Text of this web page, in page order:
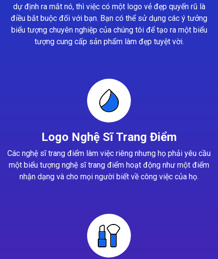
dự định ra mắt nó, thì việc có một logo vẻ đẹp quyến rũ là
điều bắt buộc đối với bạn. Bạn có thể sử dụng các ý tưởng
biểu tượng chuyên nghiệp của chúng tôi để tạo ra một biểu
tượng cung cấp sản phẩm làm đẹp tuyệt vời.
Logo Nghệ Sĩ Trang Điểm
Các nghệ sĩ trang điểm làm việc riêng nhưng họ phải yêu cầu
một biểu tượng nghệ sĩ trang điểm hoạt động như một điểm
nhận dạng và cho mọi người biết về công việc của họ.